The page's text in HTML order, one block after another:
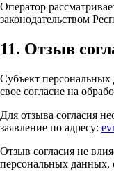
Оператор
законодательством
11. Отзыв
Субъект персональных
свое согласие на
Для отзыва согласия
заявление по адресу:
Отзыв согласия не
персональных данных,